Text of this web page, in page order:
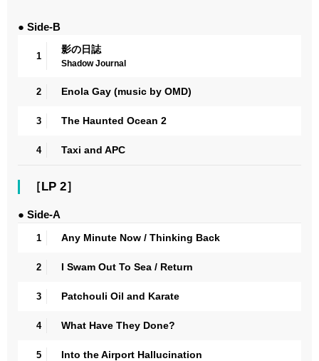
● Side-B
1
影の日誌
Shadow Journal
2 Enola Gay (music by OMD)
3 The Haunted Ocean 2
4 Taxi and APC
［LP 2］
● Side-A
1 Any Minute Now / Thinking Back
2 I Swam Out To Sea / Return
3 Patchouli Oil and Karate
4 What Have They Done?
5 Into the Airport Hallucination